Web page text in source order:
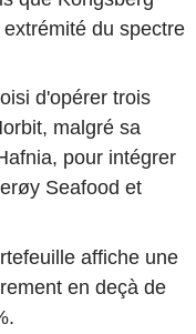
du spectre
d'opérer trois
malgré sa
pour intégrer
Seafood et
affiche une
en deçà de